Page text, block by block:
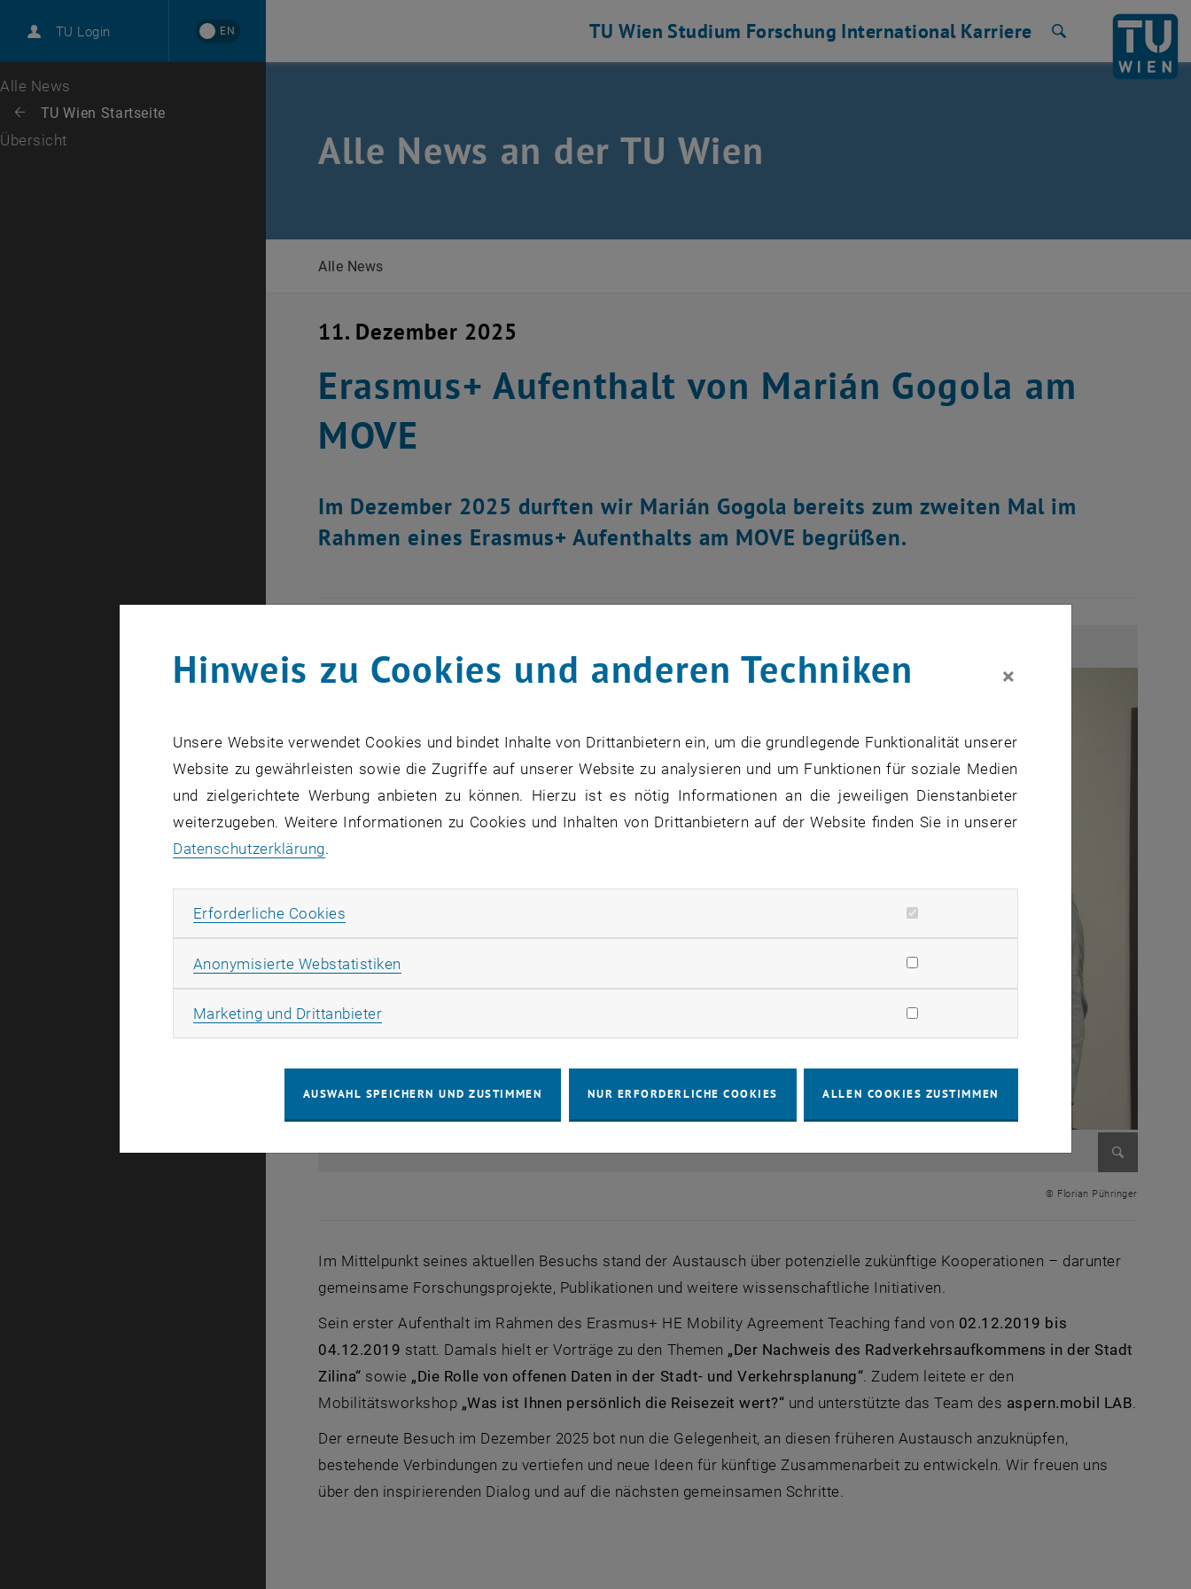
TU Login EN
Karriere
Zur 1. Menü Ebene
Alle News
Zurück: Subseiten von TU Wien Startseite auflisten
Zurück zur letzten Ebene:
TU Wien Startseite
Übersicht
TU Wien Studium Forschung International Karriere
Alle News an der TU Wien
Alle News
11. Dezember 2025
Erasmus+ Aufenthalt von Marián Gogola am
MOVE
Im Dezember 2025 durften wir Marián Gogola bereits zum zweiten Mal im
Rahmen eines Erasmus+ Aufenthalts am MOVE begrüßen.
© Florian Pühringer
Im Mittelpunkt seines aktuellen Besuchs stand der Austausch über potenzielle zukünftige Kooperationen – darunter
gemeinsame Forschungsprojekte, Publikationen und weitere wissenschaftliche Initiativen.
Sein erster Aufenthalt im Rahmen des Erasmus+ HE Mobility Agreement Teaching fand von 02.12.2019 bis
04.12.2019 statt. Damals hielt er Vorträge zu den Themen „Der Nachweis des Radverkehrsaufkommens in der Stadt
Zilina“ sowie „Die Rolle von offenen Daten in der Stadt- und Verkehrsplanung“ . Zudem leitete er den
Mobilitätsworkshop „Was ist Ihnen persönlich die Reisezeit wert?“ und unterstützte das Team des aspern.mobil LAB
Der erneute Besuch im Dezember 2025 bot nun die Gelegenheit, an diesen früheren Austausch anzuknüpfen,
bestehende Verbindungen zu vertiefen und neue Ideen für künftige Zusammenarbeit zu entwickeln. Wir freuen uns
über den inspirierenden Dialog und auf die nächsten gemeinsamen Schritte.
Hinweis zu Cookies und anderen Techniken ×
Unsere Website verwendet Cookies und bindet Inhalte von Drittanbietern ein, um die grundlegende Funktionalität unserer
Website zu gewährleisten sowie die Zugriffe auf unserer Website zu analysieren und um Funktionen für soziale Medien
und zielgerichtete Werbung anbieten zu können. Hierzu ist es nötig Informationen an die jeweiligen Dienstanbieter
weiterzugeben. Weitere Informationen zu Cookies und Inhalten von Drittanbietern auf der Website finden Sie in unserer
Datenschutzerklärung.
Erforderliche Cookies
Anonymisierte Webstatistiken
Marketing und DrittanbieterMarketing Cookies zulassen
AUSWAHL SPEICHERN UND ZUSTIMMEN NUR ERFORDERLICHE COOKIES ALLEN COOKIES ZUSTIMMEN